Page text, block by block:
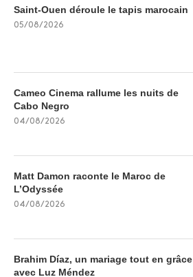
Saint-Ouen déroule le tapis marocain
05/08/2026
Cameo Cinema rallume les nuits de
Cabo Negro
04/08/2026
Matt Damon raconte le Maroc de
L’Odyssée
04/08/2026
Brahim Díaz, un mariage tout en grâce
avec Luz Méndez